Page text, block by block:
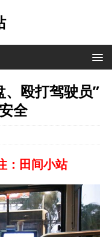
殴打驾驶员”
全
：田间小站